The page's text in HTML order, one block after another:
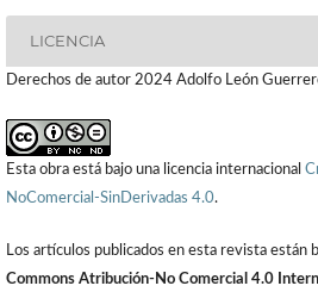
LICENCIA
Derechos de autor 2024 Adolfo León
Esta obra está bajo una licencia internacional
NoComercial-SinDerivadas 4.0.
Los artículos publicados en esta revista están
Commons Atribución-No Comercial 4.0